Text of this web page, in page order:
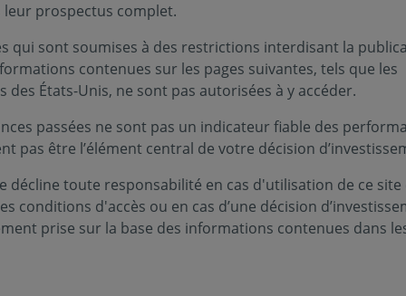
l’objet de tentatives d’usurpation de son nom à des
Pour plus d’informations, nous vous invitons à vous
de Covéa Finance
de Covéa Finance, vous pouvez adresser votre
ou
à l’adresse emailserviceclient@covea-finance.fr.
habituel n’a pas pu vous satisfaire, vous
ci-dessous ou envoyer un e-mail à l’adresse
prospectus complet.
qui sont soumises à des restrictions interdisant la
contenues sur les pages suivantes, tels que les
des États-Unis, ne sont pas autorisées à y accéder.
passées ne sont pas un indicateur fiable des
pas être l’élément central de votre décision
décline toute responsabilité en cas d'utilisation de ce
conditions d'accès ou en cas d’une décision
prise sur la base des informations contenues dans